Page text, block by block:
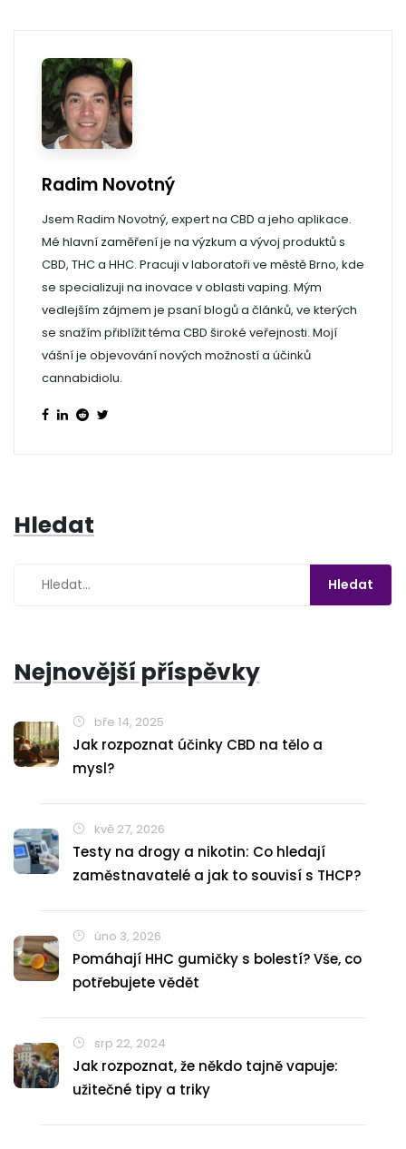
Radim Novotný
Jsem Radim Novotný, expert na CBD a jeho aplikace.
Mé hlavní zaměření je na výzkum a vývoj produktů s
CBD, THC a HHC. Pracuji v laboratoři ve městě Brno, kde
se specializuji na inovace v oblasti vaping. Mým
vedlejším zájmem je psaní blogů a článků, ve kterých
se snažím přiblížit téma CBD široké veřejnosti. Mojí
vášní je objevování nových možností a účinků
cannabidiolu.
Hledat
Nejnovější příspěvky
bře 14, 2025
Jak rozpoznat účinky CBD na tělo a
mysl?
kvě 27, 2026
Testy na drogy a nikotin: Co hledají
zaměstnavatelé a jak to souvisí s THCP?
úno 3, 2026
Pomáhají HHC gumičky s bolestí? Vše, co
potřebujete vědět
srp 22, 2024
Jak rozpoznat, že někdo tajně vapuje:
užitečné tipy a triky